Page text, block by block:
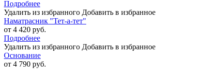
Подробнее
Удалить из избранного Добавить в избранное
Наматрасник "Тет-а-тет"
от 4 420 руб.
Подробнее
Удалить из избранного Добавить в избранное
Основание
от 4 790 руб.